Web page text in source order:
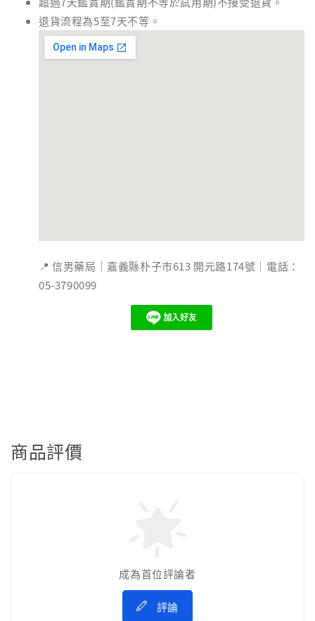
退貨流程為5至7天不等。
📍 信男藥局｜嘉義縣朴子市613 開元路174號｜電話：
05-3790099
商品評價
成為首位評論者
評論